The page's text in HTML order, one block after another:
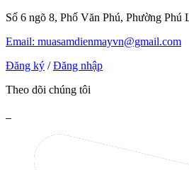
Số 6 ngõ 8, Phố Văn Phú, Phường
Email: muasamdienmayvn@gmail.com
Đăng ký / Đăng nhập
Theo dõi chúng tôi